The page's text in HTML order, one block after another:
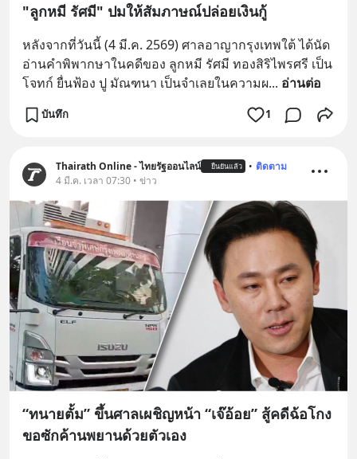
"ลูกหมี รัศมี" ปมให้สัมภาษณ์ปล่อยเงินกู้
หลังจากที่วันนี้ (4 มี.ค. 2569) ศาลอาญากรุงเทพใต้ ได้นัด
อ่านคำพิพากษาในคดีของ ลูกหมี รัศมี ทองสิริไพรศรี เป็น
โจทก์ ยื่นฟ้อง ปู มัณฑนา เป็นจำเลยในความผ... อ่านต่อ
บันทึก 1
Thairath Online - ไทยรัฐออนไลน์ ยืนยันแล้ว • ติดตาม
4 มี.ค. เวลา 07:30 • ข่าว
“ทนายตั้ม” ขึ้นศาลเผชิญหน้า “เจ๊อ้อย” สู้คดีฉ้อโกง
ขอซักค้านพยานด้วยตัวเอง